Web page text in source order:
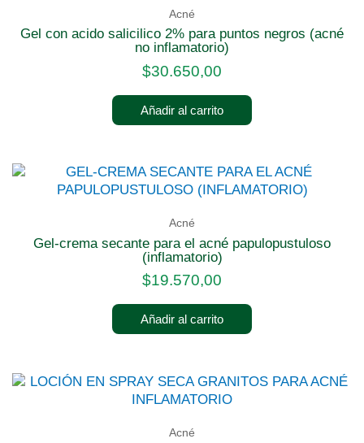
Acné
gel con acido salicilico 2% para puntos negros (acné
no inflamatorio)
$30.650,00
Añadir al carrito
Acné
gel-crema secante para el acné papulopustuloso
(inflamatorio)
$19.570,00
Añadir al carrito
Acné